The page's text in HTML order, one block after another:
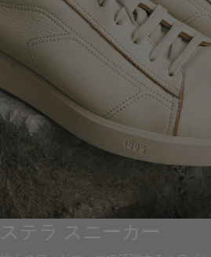
ステラ スニーカー